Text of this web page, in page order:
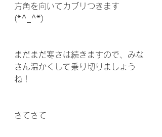
方角を向いてカブリつきます
(*^_^*)
まだまだ寒さは続きますので、みな
さん温かくして乗り切りましょう
ね！
さてさて